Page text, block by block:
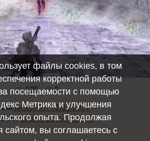
размер -1241x755/ 768.4Kb
605
0
JackS909, 12.03.2021
Скриншоты Fable 1
файлы cookies, в том
корректной работы
посещаемости с помощью
Метрика и улучшения
опыта. Продолжая
сайтом, вы соглашаетесь с